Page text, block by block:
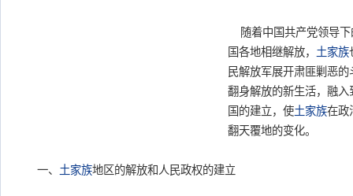
随着中国共产党领导下
国各地相继解放， 土家族
民解放军展开肃匪剿恶
翻身解放的新生活，融
国的建立，使土家族在政
翻天覆地的变化。
一、 土家族地区的解放和人民政权的建立